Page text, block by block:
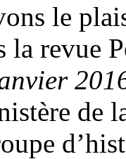
le
la revue
de